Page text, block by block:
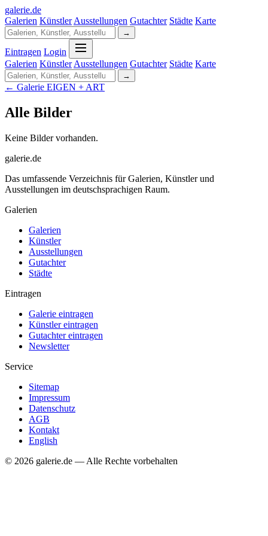
galerie.de
Galerien Künstler Ausstellungen Gutachter Städte Karte
→
Eintragen Login
Galerien Künstler Ausstellungen Gutachter Städte Karte
→
← Galerie EIGEN + ART
Alle Bilder
Keine Bilder vorhanden.
galerie.de
Das umfassende Verzeichnis für Galerien, Künstler und
Ausstellungen im deutschsprachigen Raum.
Galerien
Galerien
Künstler
Ausstellungen
Gutachter
Städte
Eintragen
Galerie eintragen
Künstler eintragen
Gutachter eintragen
Newsletter
Service
Sitemap
Impressum
Datenschutz
AGB
Kontakt
English
© 2026 galerie.de — Alle Rechte vorbehalten